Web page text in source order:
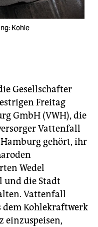
Kohle
Gesellschafter
Freitag
GmbH (VWH), die
Vattenfall
Hamburg gehört, ihr
Wedel
und die Stadt
Vattenfall
dem Kohlekraftwerk
einzuspeisen,